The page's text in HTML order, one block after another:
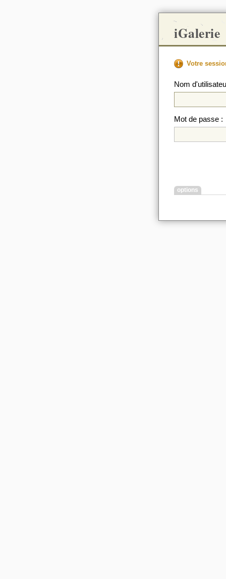
iGalerie
Votre
Nom
Mot de passe :
options